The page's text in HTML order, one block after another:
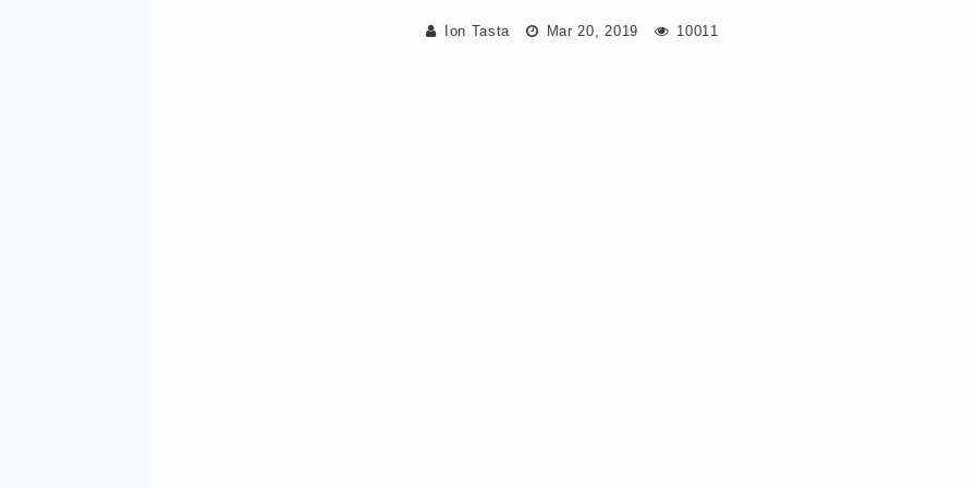
Ion Tasta Mar 20, 2019 10011